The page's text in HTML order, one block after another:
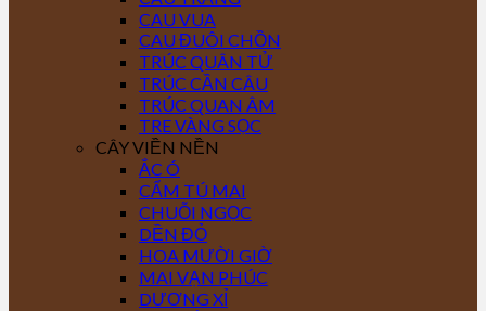
CAU VUA
CAU ĐUÔI CHỒN
TRÚC QUÂN TỬ
TRÚC CẦN CÂU
TRÚC QUAN ÂM
TRE VÀNG SỌC
CÂY VIỀN NỀN
ẮC Ó
CẨM TÚ MAI
CHUỖI NGỌC
DỀN ĐỎ
HOA MƯỜI GIỜ
MAI VẠN PHÚC
DƯƠNG XỈ